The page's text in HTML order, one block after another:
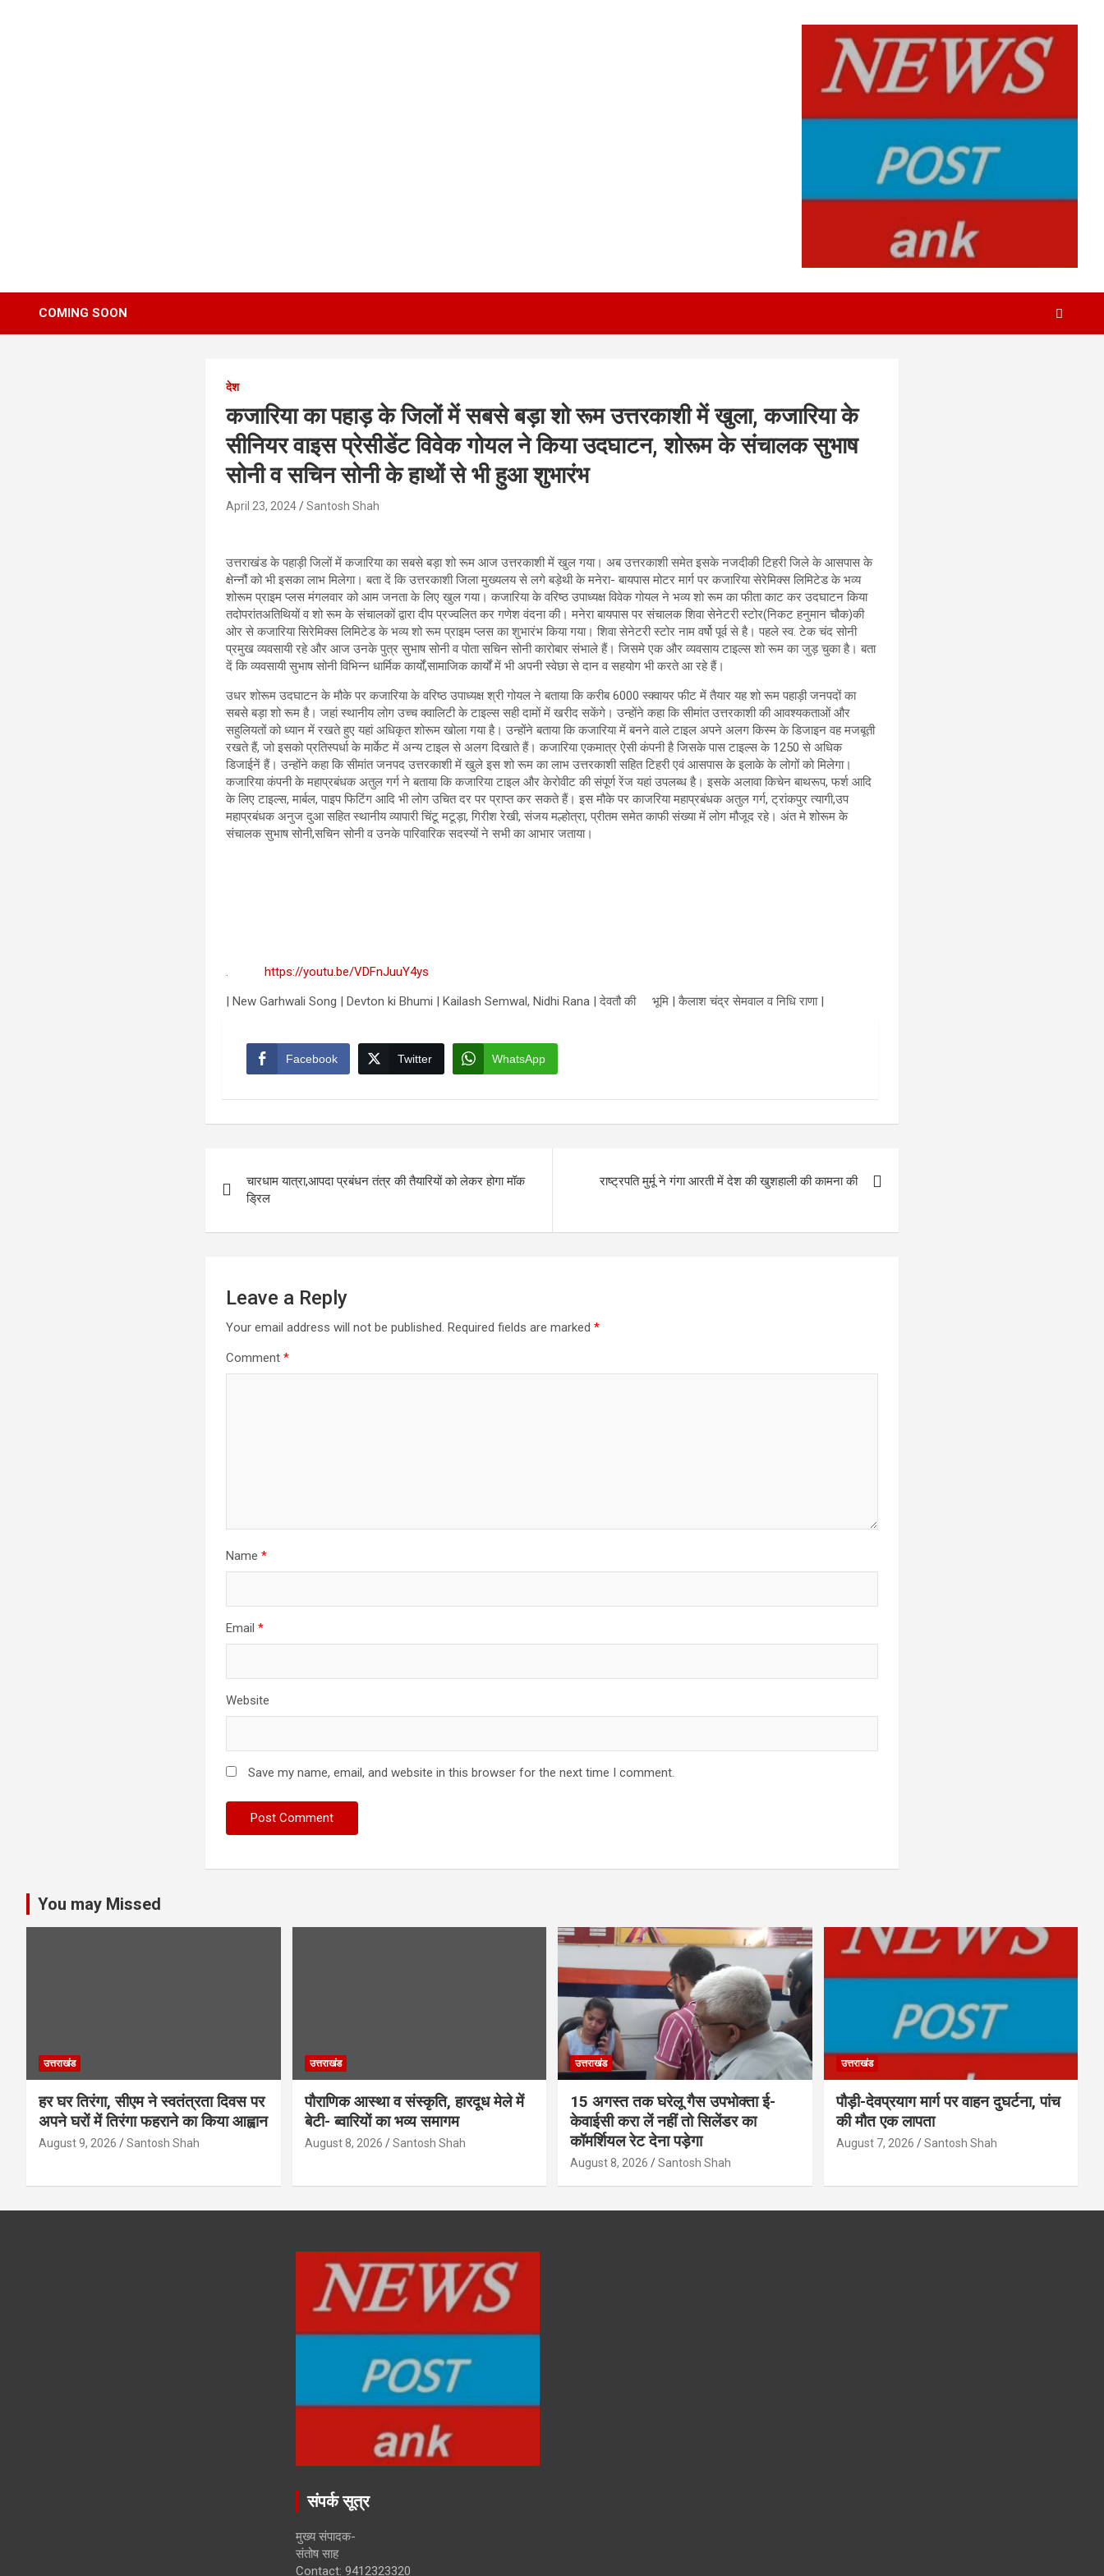
COMING SOON
देश
कजारिया का पहाड़ के जिलों में सबसे बड़ा शो रूम उत्तरकाशी में खुला, कजारिया के
सीनियर वाइस प्रेसीडेंट विवेक गोयल ने किया उदघाटन, शोरूम के संचालक सुभाष
सोनी व सचिन सोनी के हाथों से भी हुआ शुभारंभ
April 23, 2024 Santosh Shah
उत्तराखंड के पहाड़ी जिलों में कजारिया का सबसे बड़ा शो रूम आज उत्तरकाशी में खुल गया। अब उत्तरकाशी समेत इसके नजदीकी टिहरी जिले के आसपास के
क्षेन्नौं को भी इसका लाभ मिलेगा। बता दें कि उत्तरकाशी जिला मुख्यलय से लगे बड़ेथी के मनेरा- बायपास मोटर मार्ग पर कजारिया सेरेमिक्स लिमिटेड के भव्य
शोरूम प्राइम प्लस मंगलवार को आम जनता के लिए खुल गया। कजारिया के वरिष्ठ उपाध्यक्ष विवेक गोयल ने भव्य शो रूम का फीता काट कर उदघाटन किया
तदोपरांतअतिथियों व शो रूम के संचालकों द्वारा दीप प्रज्वलित कर गणेश वंदना की। मनेरा बायपास पर संचालक शिवा सेनेटरी स्टोर(निकट हनुमान चौक)की
ओर से कजारिया सिरेमिक्स लिमिटेड के भव्य शो रूम प्राइम प्लस का शुभारंभ किया गया। शिवा सेनेटरी स्टोर नाम वर्षो पूर्व से है। पहले स्व. टेक चंद सोनी
प्रमुख व्यवसायी रहे और आज उनके पुत्र सुभाष सोनी व पोता सचिन सोनी कारोबार संभाले हैं। जिसमे एक और व्यवसाय टाइल्स शो रूम का जुड़ चुका है। बता
दें कि व्यवसायी सुभाष सोनी विभिन्न धार्मिक कार्यों,सामाजिक कार्यों में भी अपनी स्वेछा से दान व सहयोग भी करते आ रहे हैं।
उधर शोरूम उदघाटन के मौके पर कजारिया के वरिष्ठ उपाध्यक्ष श्री गोयल ने बताया कि करीब 6000 स्क्वायर फीट में तैयार यह शो रूम पहाड़ी जनपदों का
सबसे बड़ा शो रूम है। जहां स्थानीय लोग उच्च क्वालिटी के टाइल्स सही दामों में खरीद सकेंगे। उन्होंने कहा कि सीमांत उत्तरकाशी की आवश्यकताओं और
सहुलियतों को ध्यान में रखते हुए यहां अधिकृत शोरूम खोला गया है। उन्होंने बताया कि कजारिया में बनने वाले टाइल अपने अलग किस्म के डिजाइन वह मजबूती
रखते हैं, जो इसको प्रतिस्पर्धा के मार्केट में अन्य टाइल से अलग दिखाते हैं। कजारिया एकमात्र ऐसी कंपनी है जिसके पास टाइल्स के 1250 से अधिक
डिजाईनें हैं। उन्होंने कहा कि सीमांत जनपद उत्तरकाशी में खुले इस शो रूम का लाभ उत्तरकाशी सहित टिहरी एवं आसपास के इलाके के लोगों को मिलेगा।
कजारिया कंपनी के महाप्रबंधक अतुल गर्ग ने बताया कि कजारिया टाइल और केरोवीट की संपूर्ण रेंज यहां उपलब्ध है। इसके अलावा किचेन बाथरूप, फर्श आदि
के लिए टाइल्स, मार्बल, पाइप फिटिंग आदि भी लोग उचित दर पर प्राप्त कर सकते हैं। इस मौके पर काजरिया महाप्रबंधक अतुल गर्ग, ट्रांकपुर त्यागी,उप
महाप्रबंधक अनुज दुआ सहित स्थानीय व्यापारी चिंटू मटूड़ा, गिरीश रेखी, संजय मल्होत्रा, प्रीतम समेत काफी संख्या में लोग मौजूद रहे। अंत मे शोरूम के
संचालक सुभाष सोनी,सचिन सोनी व उनके पारिवारिक सदस्यों ने सभी का आभार जताया।
.https://youtu.be/VDFnJuuY4ys
| New Garhwali Song | Devton ki Bhumi | Kailash Semwal, Nidhi Rana | देवतौ की भूमि | कैलाश चंद्र सेमवाल व निधि राणा |
Facebook Twitter WhatsApp
navigation
चारधाम यात्रा,आपदा प्रबंधन तंत्र की तैयारियों को लेकर होगा मॉक
ड्रिल
राष्ट्रपति मुर्मू ने गंगा आरती में देश की खुशहाली की कामना की
Leave a Reply
Your email address will not be published. Required fields are marked*
Comment*
Name*
Email*
Website
Save my name, email, and website in this browser for the next time I comment.
You may Missed
उत्तराखंड
हर घर तिरंगा, सीएम ने स्वतंत्रता दिवस पर
अपने घरों में तिरंगा फहराने का किया आह्वान
August 9, 2026 Santosh Shah
उत्तराखंड
पौराणिक आस्था व संस्कृति, हारदूध मेले में
बेटी- ब्वारियों का भव्य समागम
August 8, 2026 Santosh Shah
उत्तराखंड
15 अगस्त तक घरेलू गैस उपभोक्ता ई-
केवाईसी करा लें नहीं तो सिलेंडर का
कॉमर्शियल रेट देना पड़ेगा
August 8, 2026 Santosh Shah
उत्तराखंड
पौड़ी-देवप्रयाग मार्ग पर वाहन दुघर्टना, पांच
की मौत एक लापता
August 7, 2026 Santosh Shah
संपर्क सूत्र
मुख्य संपादक-
संतोष साह
Contact: 9412323320